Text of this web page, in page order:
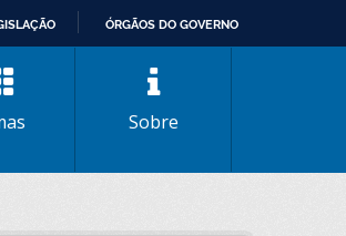
ÓRGÃOS DO GOVERNO
Sobre